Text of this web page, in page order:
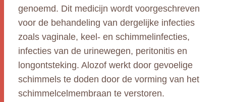
genoemd. Dit medicijn wordt voorgeschreven
voor de behandeling van dergelijke infecties
zoals vaginale, keel- en schimmelinfecties,
infecties van de urinewegen, peritonitis en
longontsteking. Alozof werkt door gevoelige
schimmels te doden door de vorming van het
schimmelcelmembraan te verstoren.